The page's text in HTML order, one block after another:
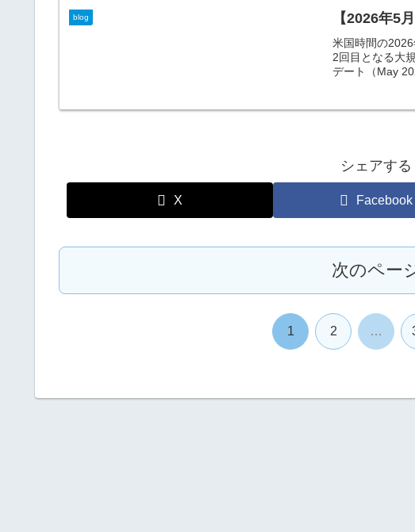
blog 【2026年5
米国時間の
2回目となる大
デート（May
シェアする
X Facebook
次のペー
1 2 …